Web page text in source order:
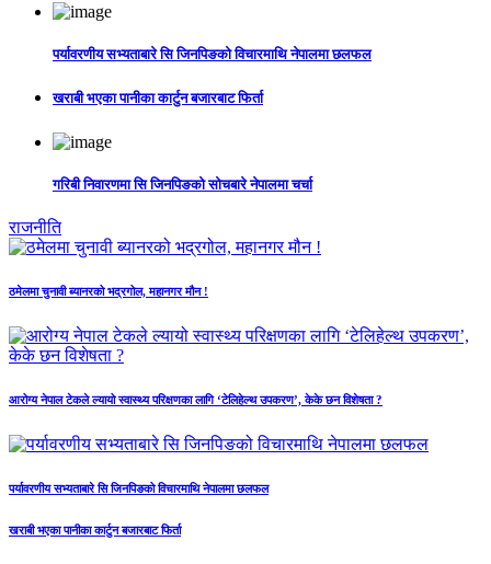
पर्यावरणीय सभ्यताबारे सि जिनपिङको विचारमाथि नेपालमा छलफल
खराबी भएका पानीका कार्टुन बजारबाट फिर्ता
गरिबी निवारणमा सि जिनपिङको सोचबारे नेपालमा चर्चा
राजनीति
ठमेलमा चुनावी ब्यानरको भद्रगोल, महानगर मौन !
आरोग्य नेपाल टेकले ल्यायो स्वास्थ्य परिक्षणका लागि ‘टेलिहेल्थ उपकरण’, केके छन विशेषता ?
पर्यावरणीय सभ्यताबारे सि जिनपिङको विचारमाथि नेपालमा छलफल
खराबी भएका पानीका कार्टुन बजारबाट फिर्ता